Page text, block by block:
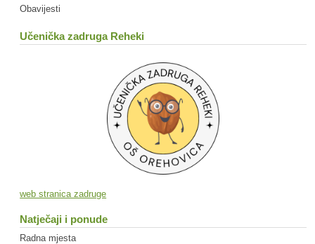
Obavijesti
Učenička zadruga Reheki
web stranica zadruge
Natječaji i ponude
Radna mjesta